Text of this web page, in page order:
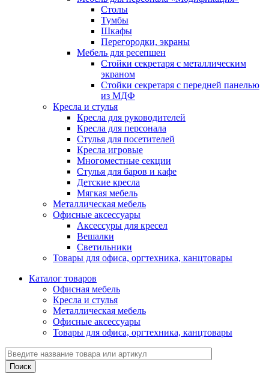
Столы
Тумбы
Шкафы
Перегородки, экраны
Мебель для ресепшен
Стойки секретаря с металлическим
экраном
Стойки секретаря с передней панелью
из МДФ
Кресла и стулья
Кресла для руководителей
Кресла для персонала
Стулья для посетителей
Кресла игровые
Многоместные секции
Стулья для баров и кафе
Детские кресла
Мягкая мебель
Металлическая мебель
Офисные аксессуары
Аксессуры для кресел
Вешалки
Светильники
Товары для офиса, оргтехника, канцтовары
Каталог товаров
Офисная мебель
Кресла и стулья
Металлическая мебель
Офисные аксессуары
Товары для офиса, оргтехника, канцтовары